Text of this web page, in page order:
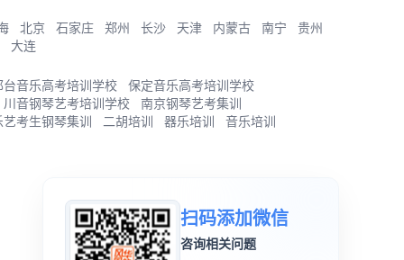
北京 石家庄 郑州 长沙 天津 内蒙古 南宁
贵州
大连
台音乐高考培训学校
保定音乐高考培训学校
川音钢琴艺考培训学校
南京钢琴艺考集训
艺考生钢琴集训
二胡培训 器乐培训 音乐培训
扫码添加微信
咨询相关问题